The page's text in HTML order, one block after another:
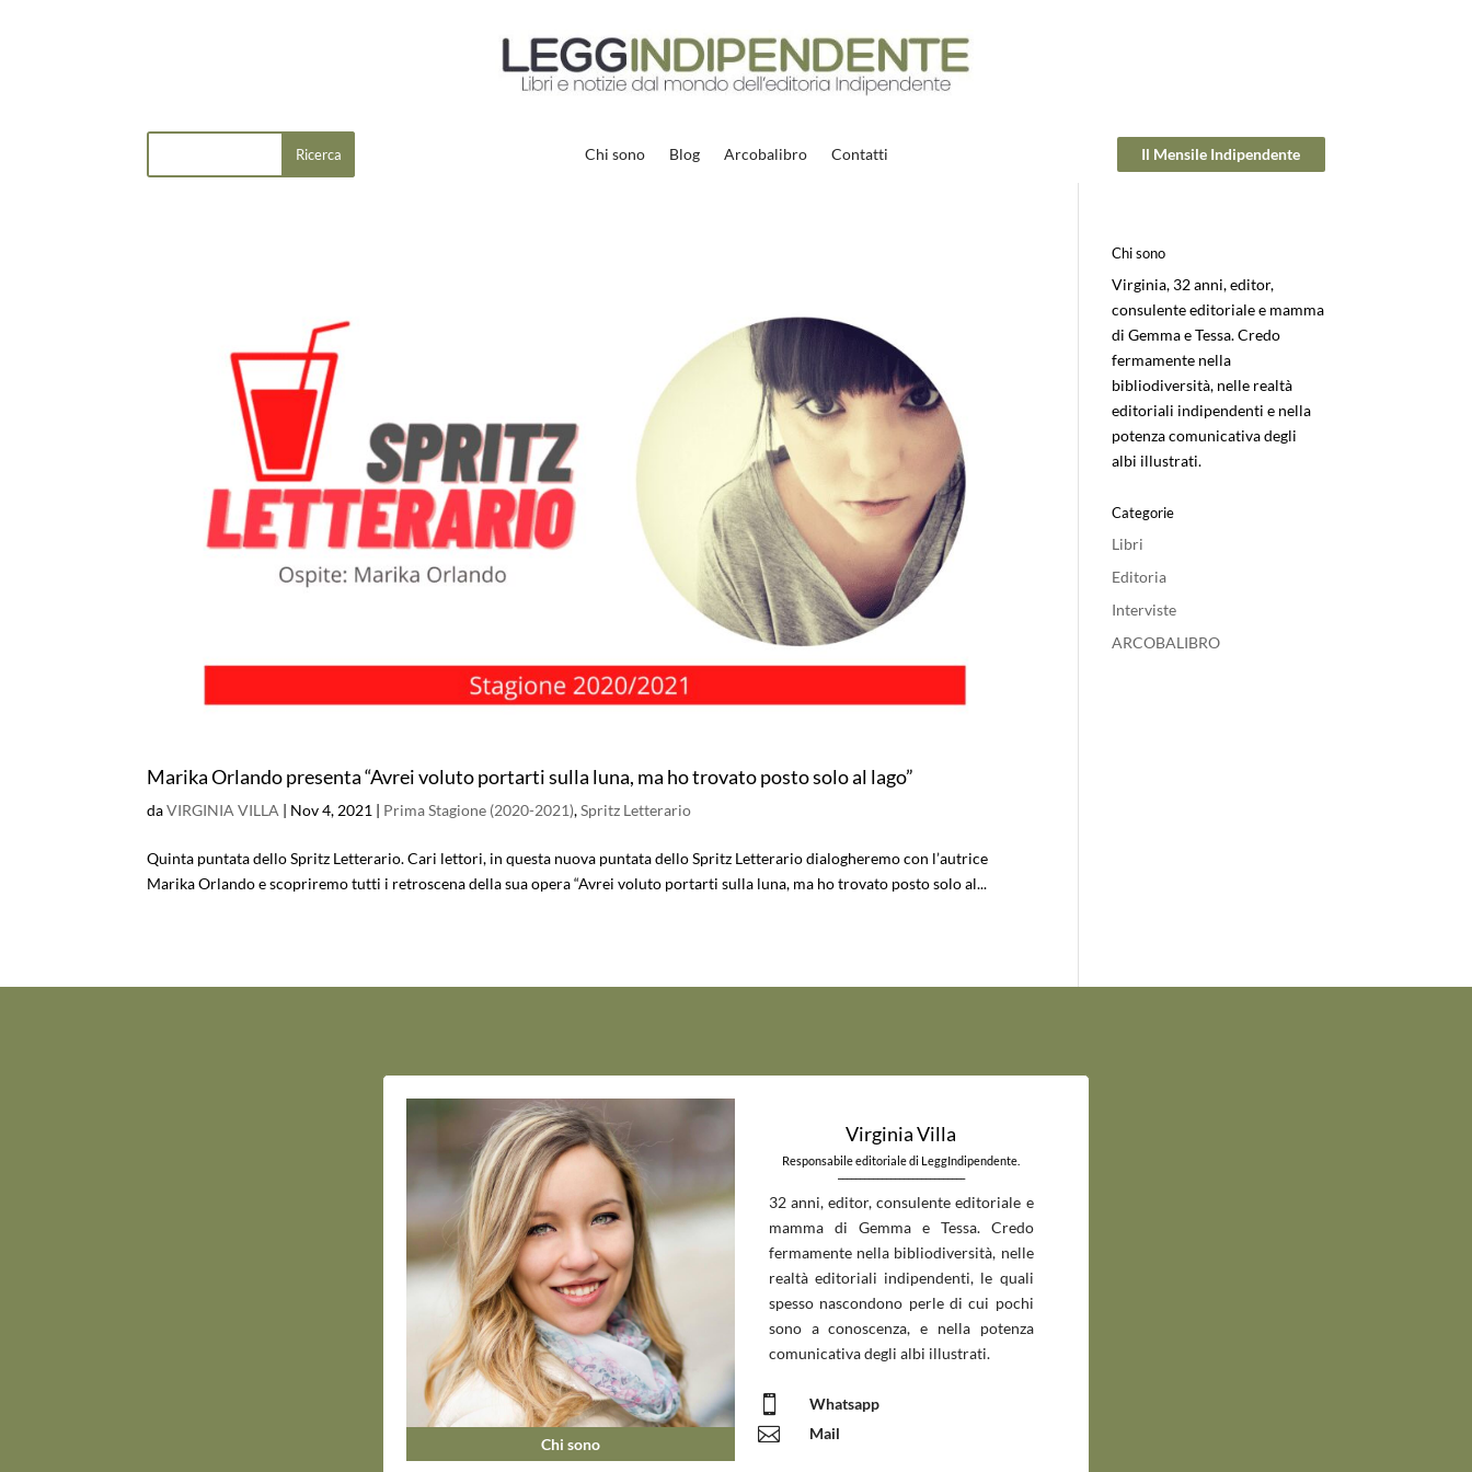
Chi sono Blog Arcobalibro Contatti Il Mensile Indipendente
Marika Orlando presenta “Avrei voluto portarti sulla luna, ma ho trovato posto solo al lago”
daVIRGINIA VILLA | Nov 4, 2021 | Prima Stagione (2020-2021),Spritz Letterario
Quinta puntata dello Spritz Letterario. Cari lettori, in questa nuova puntata dello Spritz Letterario dialogheremo con l’autrice
Marika Orlando e scopriremo tutti i retroscena della sua opera “Avrei voluto portarti sulla luna, ma ho trovato posto solo al...
Chi sono
Virginia, 32 anni, editor,
consulente editoriale e mamma
di Gemma e Tessa. Credo
fermamente nella
bibliodiversità, nelle realtà
editoriali indipendenti e nella
potenza comunicativa degli
albi illustrati.
Categorie
Libri
Editoria
Interviste
ARCOBALIBRO
Chi sono
Virginia Villa
Responsabile editoriale di LeggIndipendente.
32 anni, editor, consulente editoriale e
mamma di Gemma e Tessa. Credo
fermamente nella bibliodiversità, nelle
realtà editoriali indipendenti, le quali
spesso nascondono perle di cui pochi
sono a conoscenza, e nella potenza
comunicativa degli albi illustrati.
 Whatsapp
 Mail